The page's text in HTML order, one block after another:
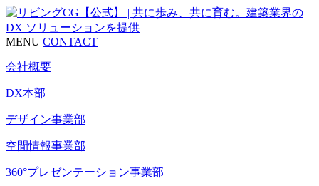
MENU CONTACT
会社概要
DX本部
デザイン事業部
空間情報事業部
360°プレゼンテーション事業部